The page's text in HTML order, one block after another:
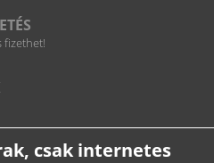
fizethet!
csak internetes